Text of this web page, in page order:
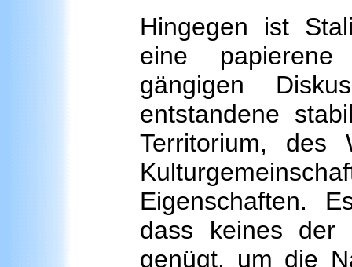
Hingegen ist
eine papierene
gängigen
entstandene
Territorium, des
Eigenschaften.
dass keines der
genügt, um die